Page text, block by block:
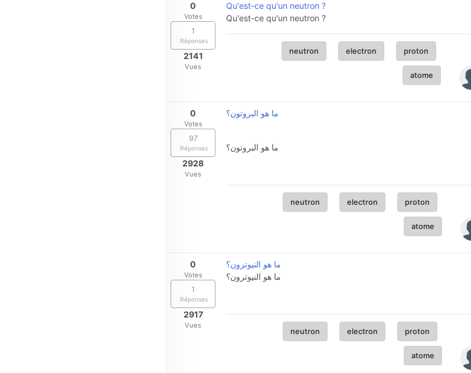
0
Votes
1
Réponses
2141
Vues
Qu'est-ce qu'un neutron ?
Qu'est-ce qu'un neutron ?
neutron electron proton
atome
0
Votes
97
Réponses
2928
Vues
ما هو البروتون؟
ما هو البروتون؟
neutron electron proton
atome
0
Votes
1
Réponses
2917
Vues
ما هو النيوترون؟
ما هو النيوترون؟
neutron electron proton
atome